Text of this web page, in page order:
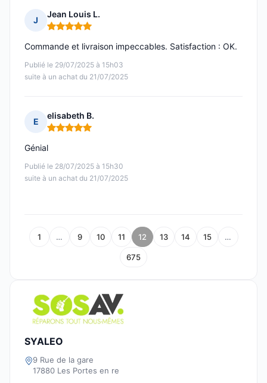
J
Jean Louis L.
Note : 5 sur 5
Publié le 29/07/2025 à 15h03
suite à un achat du 21/07/2025
Commande et livraison impeccables. Satisfaction : OK.
E
elisabeth B.
Note : 5 sur 5
Publié le 28/07/2025 à 15h30
suite à un achat du 21/07/2025
Génial
1 … 9 10 11 12 13 14 15 …
675
SYALEO
9 Rue de la gare
17880 Les Portes en re